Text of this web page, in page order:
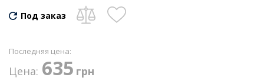
Под заказ
Последняя цена:
Цена: 635 грн